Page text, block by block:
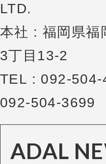
LTD.
本社 : 福岡県福
3丁目13-2
TEL : 092-
092-504-3699
ADAL